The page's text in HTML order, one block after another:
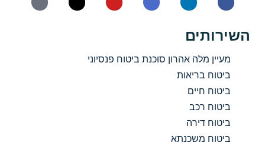
השירותים
מעיין מלה אהרון סוכנת ביטוח פנסיוני
ביטוח בריאות
ביטוח חיים
ביטוח רכב
ביטוח דירה
ביטוח משכנתא